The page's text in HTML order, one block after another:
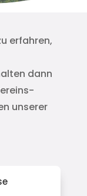
erfahren,
dann
unserer